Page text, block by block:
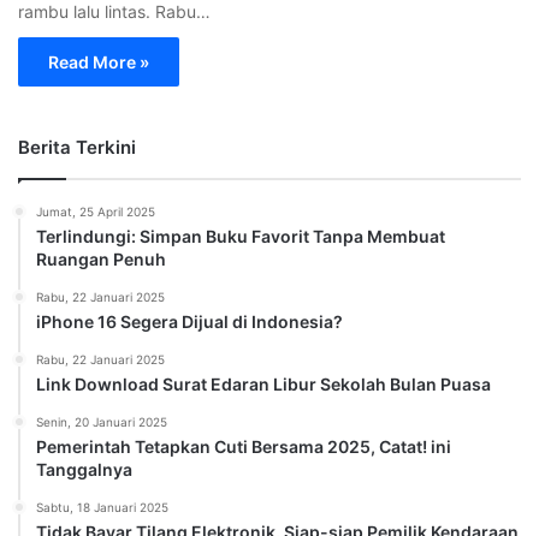
rambu lalu lintas. Rabu…
Read More »
Berita Terkini
Jumat, 25 April 2025
Terlindungi: Simpan Buku Favorit Tanpa Membuat
Ruangan Penuh
Rabu, 22 Januari 2025
iPhone 16 Segera Dijual di Indonesia?
Rabu, 22 Januari 2025
Link Download Surat Edaran Libur Sekolah Bulan Puasa
Senin, 20 Januari 2025
Pemerintah Tetapkan Cuti Bersama 2025, Catat! ini
Tanggalnya
Sabtu, 18 Januari 2025
Tidak Bayar Tilang Elektronik, Siap-siap Pemilik Kendaraan